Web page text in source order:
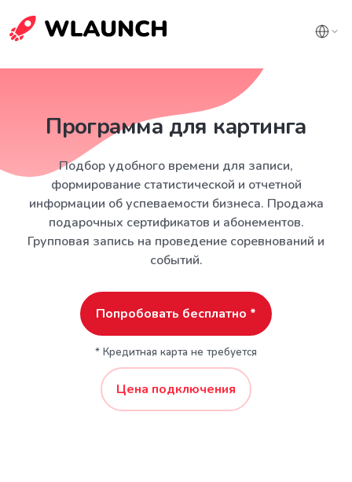
Программа для картинга
Подбор удобного времени для записи,
формирование статистической и отчетной
информации об успеваемости бизнеса. Продажа
подарочных сертификатов и абонементов.
Групповая запись на проведение соревнований и
событий.
Попробовать бесплатно *
* Кредитная карта не требуется
Цена подключения